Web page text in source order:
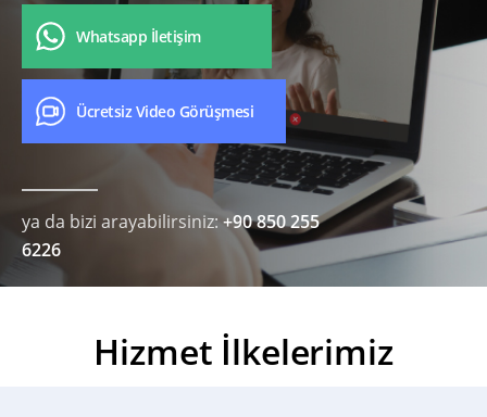
Whatsapp İletişim
Ücretsiz Video Görüşmesi
ya da bizi arayabilirsiniz: +90 850 255
6226
Hizmet İlkelerimiz